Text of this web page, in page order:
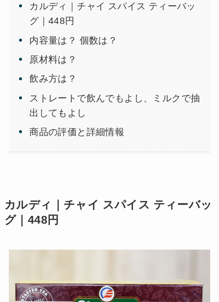
カルディ｜チャイ スパイス ティーバッ
グ｜448円
内容量は？ 個数は？
原材料は？
飲み方は？
ストレートで飲んでもよし、ミルクで抽
出してもよし
商品の評価と詳細情報
カルディ｜チャイ スパイス ティーバッ
グ｜448円